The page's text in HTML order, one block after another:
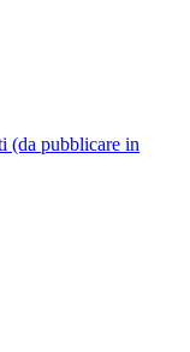
(da pubblicare in